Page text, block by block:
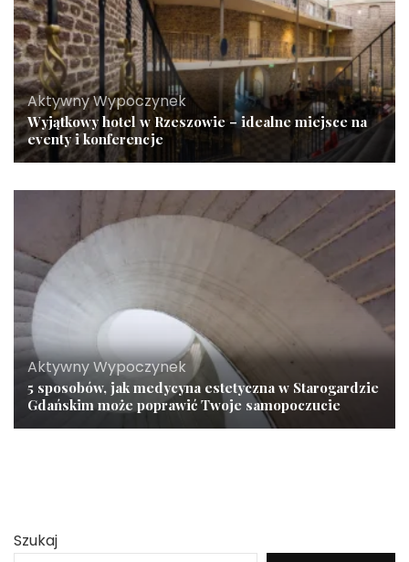
Aktywny Wypoczynek
Wyjątkowy hotel w Rzeszowie – idealne miejsce na
eventy i konferencje
Aktywny Wypoczynek
5 sposobów, jak medycyna estetyczna w Starogardzie
Gdańskim może poprawić Twoje samopoczucie
Szukaj